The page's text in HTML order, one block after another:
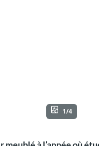
1/4